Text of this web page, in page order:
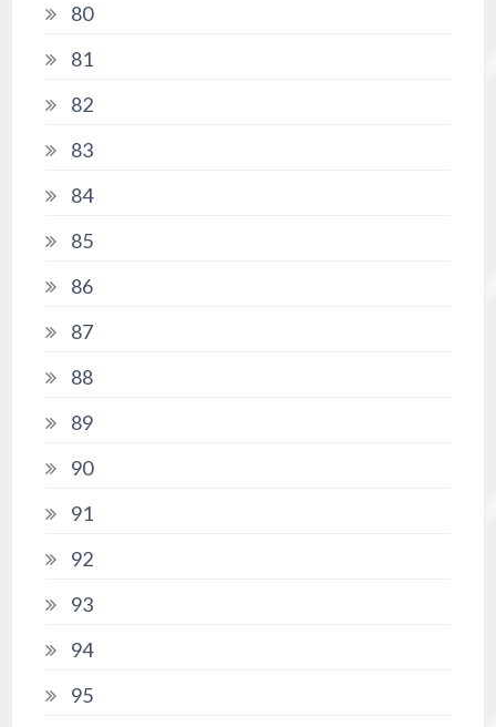
80
81
82
83
84
85
86
87
88
89
90
91
92
93
94
95